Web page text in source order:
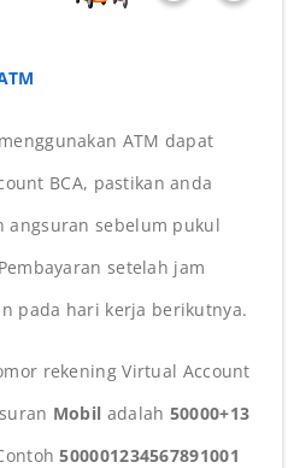
ATM dapat
BCA, pastikan anda
angsuran sebelum pukul
setelah jam
pada hari kerja berikutnya.
rekening Virtual Account
Mobil adalah 50000+13
500001234567891001